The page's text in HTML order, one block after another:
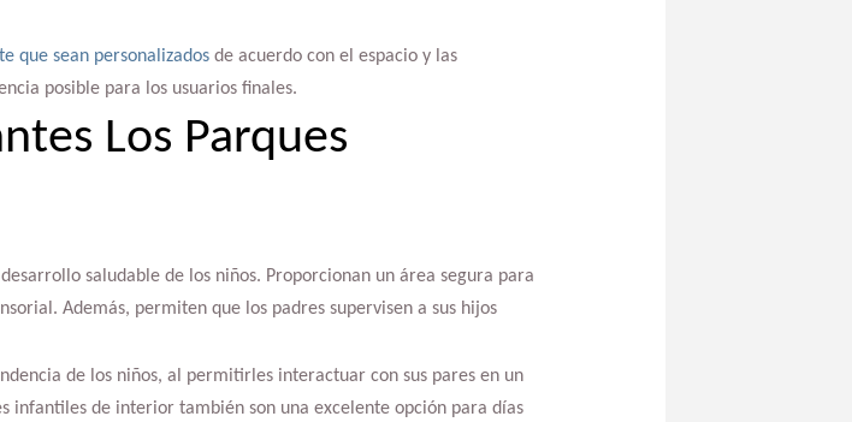
que sean personalizadosde acuerdo con el espacio y las
posible para los usuarios finales.
Los Parques
saludable de los niños. Proporcionan un área segura para
Además, permiten que los padres supervisen a sus hijos
de los niños, al permitirles interactuar con sus pares en un
infantiles de interior también son una excelente opción para días